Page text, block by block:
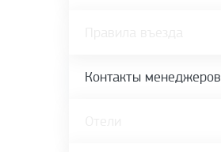
Контакты менеджеров